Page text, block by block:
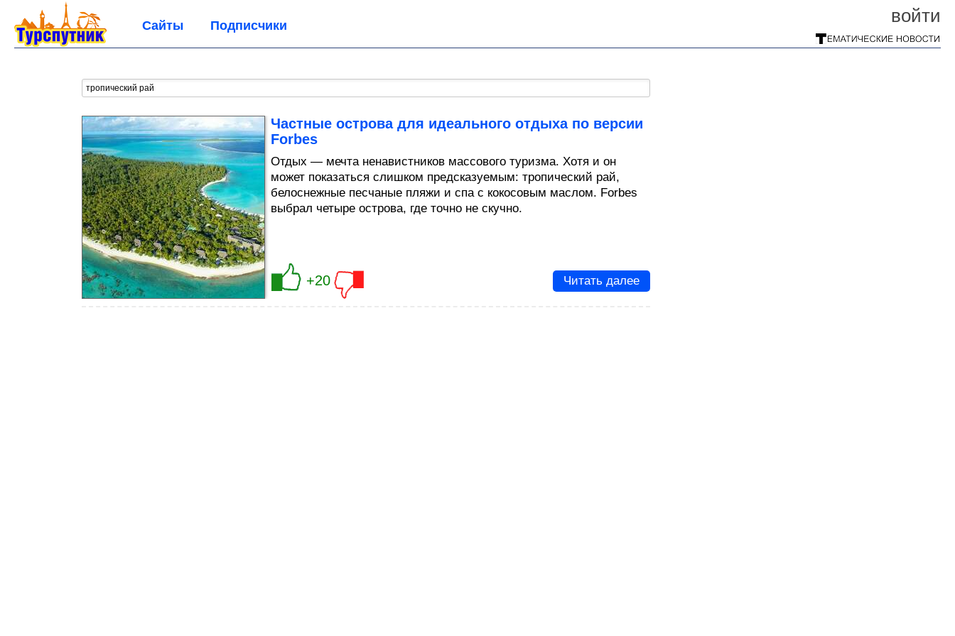
войти
Сайты Подписчики
Частные острова для идеального отдыха по версии
Forbes
Отдых — мечта ненавистников массового туризма. Хотя и он
может показаться слишком предсказуемым: тропический рай,
белоснежные песчаные пляжи и спа с кокосовым маслом. Forbes
выбрал четыре острова, где точно не скучно.
+20 Читать далее